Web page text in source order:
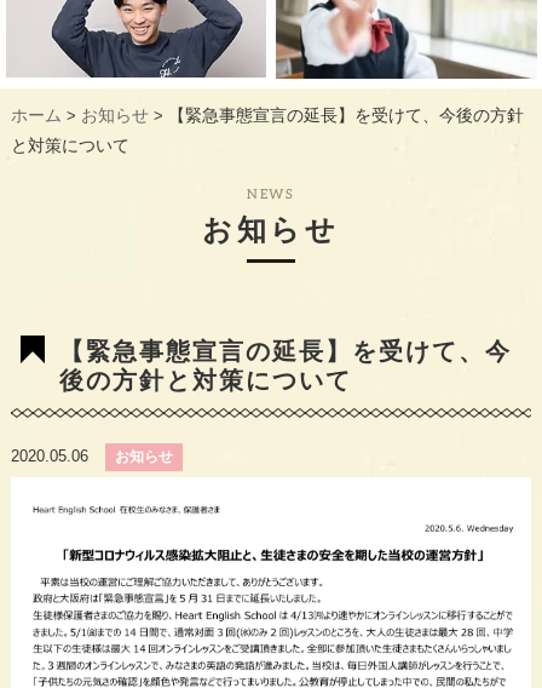
先生紹介 INSTRUCTORS
ギャラリー GALLERY
教室概要 INFORMATION
ホーム > お知らせ>
【緊急事態宣言の延長】を受けて、今後の方針
と対策について
NEWS
お知らせ
【緊急事態宣言の延長】を受けて、今
後の方針と対策について
2020.05.06 お知らせ